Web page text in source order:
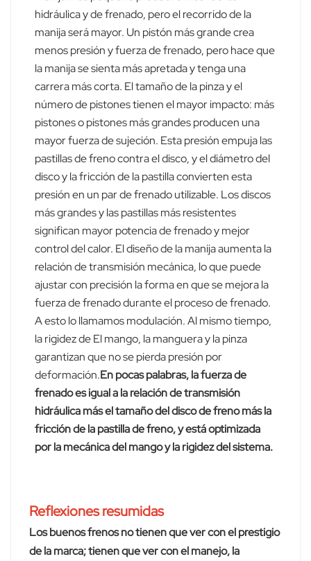
hidráulica y de frenado, pero el recorrido de la
manija será mayor. Un pistón más grande crea
menos presión y fuerza de frenado, pero hace que
la manija se sienta más apretada y tenga una
carrera más corta. El tamaño de la pinza y el
número de pistones tienen el mayor impacto: más
pistones o pistones más grandes producen una
mayor fuerza de sujeción. Esta presión empuja las
pastillas de freno contra el disco, y el diámetro del
disco y la fricción de la pastilla convierten esta
presión en un par de frenado utilizable. Los discos
más grandes y las pastillas más resistentes
significan mayor potencia de frenado y mejor
control del calor. El diseño de la manija aumenta la
relación de transmisión mecánica, lo que puede
ajustar con precisión la forma en que se mejora la
fuerza de frenado durante el proceso de frenado.
A esto lo llamamos modulación. Al mismo tiempo,
la rigidez de El mango, la manguera y la pinza
garantizan que no se pierda presión por
deformación.En pocas palabras, la fuerza de
frenado es igual a la relación de transmisión
hidráulica más el tamaño del disco de freno más la
fricción de la pastilla de freno, y está optimizada
por la mecánica del mango y la rigidez del sistema.
Reflexiones resumidas
Los buenos frenos no tienen que ver con el prestigio
de la marca; tienen que ver con el manejo, la